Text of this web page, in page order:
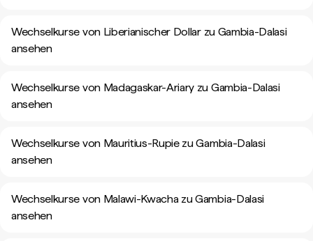
Wechselkurse von Liberianischer Dollar zu Gambia-Dalasi
ansehen
Wechselkurse von Madagaskar-Ariary zu Gambia-Dalasi
ansehen
Wechselkurse von Mauritius-Rupie zu Gambia-Dalasi
ansehen
Wechselkurse von Malawi-Kwacha zu Gambia-Dalasi
ansehen